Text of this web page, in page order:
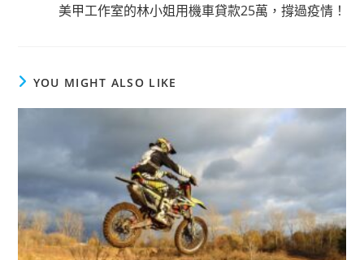
美甲工作室的林小姐用機車貸款25萬，撐過疫情！
YOU MIGHT ALSO LIKE